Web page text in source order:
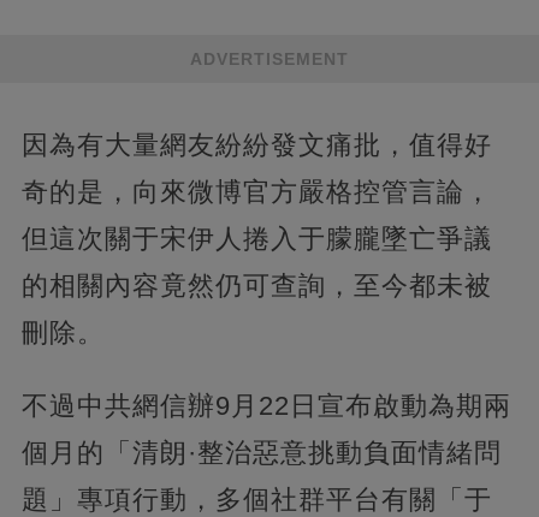
ADVERTISEMENT
因為有大量網友紛紛發文痛批，值得好
奇的是，向來微博官方嚴格控管言論，
但這次關于宋伊人捲入于朦朧墜亡爭議
的相關內容竟然仍可查詢，至今都未被
刪除。
不過中共網信辦9月22日宣布啟動為期兩
個月的「清朗·整治惡意挑動負面情緒問
題」專項行動，多個社群平台有關「于